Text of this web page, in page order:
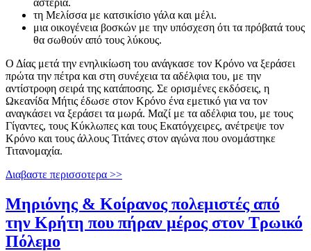
αστέρια.
τη Μελίσσα με κατσικίσιο γάλα και μέλι.
μια οικογένεια βοσκών με την υπόσχεση ότι τα πρόβατά τους
θα σωθούν από τους λύκους.
Ο Δίας μετά την ενηλικίωση του ανάγκασε τον Κρόνο να ξεράσει
πρώτα την πέτρα και στη συνέχεια τα αδέλφια του, με την
αντίστροφη σειρά της κατάποσης. Σε ορισμένες εκδόσεις, η
Ωκεανίδα Μήτις έδωσε στον Κρόνο ένα εμετικό για να τον
αναγκάσει να ξεράσει τα μωρά. Μαζί με τα αδέλφια του, με τους
Γίγαντες, τους Κύκλωπες και τους Εκατόγχειρες, ανέτρεψε τον
Κρόνο και τους άλλους Τιτάνες στον αγώνα που ονομάστηκε
Τιτανομαχία.
Διαβαστε περισσοτερα >>
Μηριόνης & Κοίρανος πολεμιστές από
την Κρήτη που πήραν μέρος στον Τρωικό
Πόλεμο